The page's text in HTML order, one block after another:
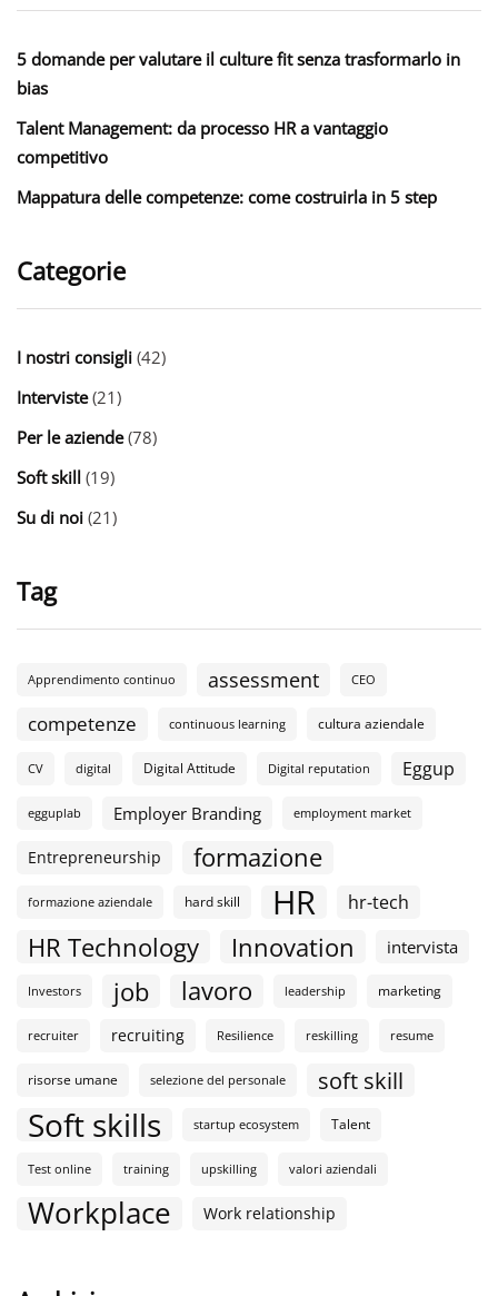
5 domande per valutare il culture fit senza trasformarlo in
bias
Talent Management: da processo HR a vantaggio
competitivo
Mappatura delle competenze: come costruirla in 5 step
Categorie
I nostri consigli (42)
Interviste(21)
Per le aziende(78)
Soft skill (19)
Su di noi (21)
Tag
Apprendimento continuo assessment CEO
competenze continuous learning cultura aziendale
CV digital Digital Attitude Digital reputation Eggup
egguplab Employer Branding employment market
Entrepreneurship formazione
formazione aziendale hard skill HR hr-tech
HR Technology Innovation intervista
Investors job lavoro leadership marketing
recruiter recruiting Resilience reskilling resume
risorse umane selezione del personale soft skill
Soft skills startup ecosystem Talent
Test online training upskilling valori aziendali
Workplace Work relationship